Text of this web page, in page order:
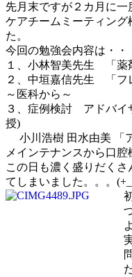
先月末ですが２カ月に
ケアチームミーティング
た。
今回の勉強会内容は・・
１、小林智美先生 「薬
２、中垣嘉信先生 「フ
～医科から～
３、症例検討 アドバイ
授)
小川浩樹 田水由美 「
メインテナンスから口腔
この日も濃く盛りだく
てしまいました。。。